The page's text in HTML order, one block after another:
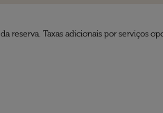
Taxas adicionais por serviços